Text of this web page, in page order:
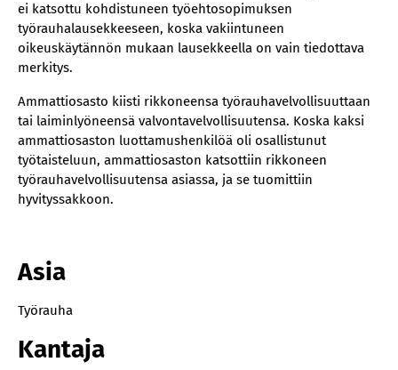
ei katsottu kohdistuneen työehtosopimuksen
työrauhalausekkeeseen, koska vakiintuneen
oikeuskäytännön mukaan lausekkeella on vain tiedottava
merkitys.
Ammattiosasto kiisti rikkoneensa työrauhavelvollisuuttaan
tai laiminlyöneensä valvontavelvollisuutensa. Koska kaksi
ammattiosaston luottamushenkilöä oli osallistunut
työtaisteluun, ammattiosaston katsottiin rikkoneen
työrauhavelvollisuutensa asiassa, ja se tuomittiin
hyvityssakkoon.
Asia
Työrauha
Kantaja